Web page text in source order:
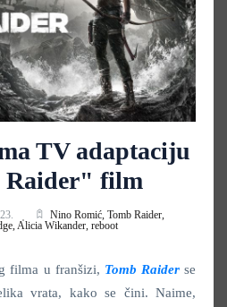
TV adaptaciju
Raider" film
Nino Romić, Tomb Raider,
Alicia Wikander, reboot
filma u franšizi, Tomb Raider se
vrata, kako se čini. Naime,